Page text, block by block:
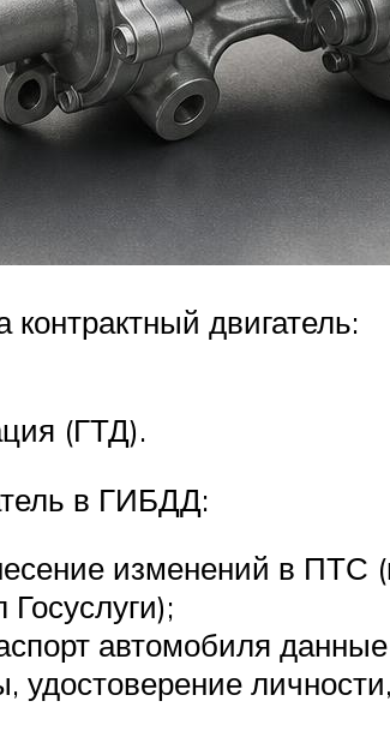
двигатель:
(ГТД).
в ГИБДД:
изменений в ПТС
автомобиля